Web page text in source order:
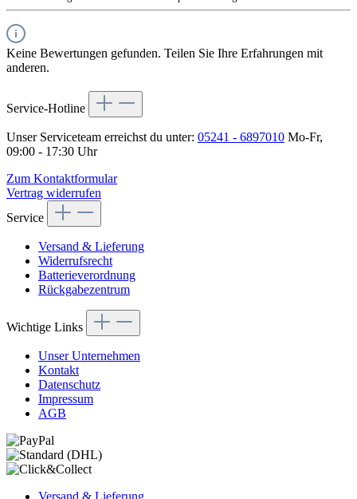
Keine Bewertungen gefunden. Teilen Sie Ihre Erfahrungen mit
anderen.
Service-Hotline
Unser Serviceteam erreichst du unter: 05241 - 6897010 Mo-Fr,
09:00 - 17:30 Uhr
Zum Kontaktformular
Vertrag widerrufen
Service
Versand & Lieferung
Widerrufsrecht
Batterieverordnung
Rückgabezentrum
Wichtige Links
Unser Unternehmen
Kontakt
Datenschutz
Impressum
AGB